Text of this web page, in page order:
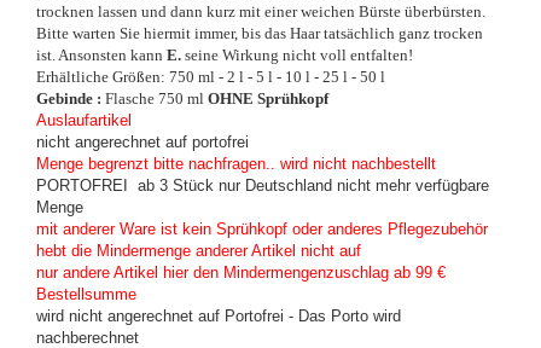
trocknen lassen und dann kurz mit einer weichen Bürste überbürsten.
Bitte warten Sie hiermit immer, bis das Haar tatsächlich ganz trocken
ist. Ansonsten kann E. seine Wirkung nicht voll entfalten!
Erhältliche Größen: 750 ml - 2 l - 5 l - 10 l - 25 l - 50 l
Gebinde : Flasche 750 ml OHNE Sprühkopf
Auslaufartikel
nicht angerechnet auf portofrei
Menge begrenzt bitte nachfragen.. wird nicht nachbestellt
PORTOFREI ab 3 Stück nur Deutschland nicht mehr verfügbare
Menge
mit anderer Ware ist kein Sprühkopf oder anderes Pflegezubehör
hebt die Mindermenge anderer Artikel nicht auf
nur andere Artikel hier den Mindermengenzuschlag ab 99 €
Bestellsumme
wird nicht angerechnet auf Portofrei - Das Porto wird
nachberechnet